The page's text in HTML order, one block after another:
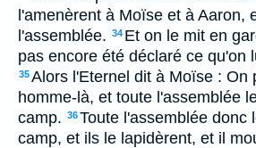
l'amenèrent à Moïse et à Aaron,
l'assemblée. 34 Et on le mit en
pas encore été déclaré ce qu'on
35Alors l'Eternel dit à Moïse : On
homme-là, et toute l'assemblée
camp. 36Toute l'assemblée donc
camp, et ils le lapidèrent, et il